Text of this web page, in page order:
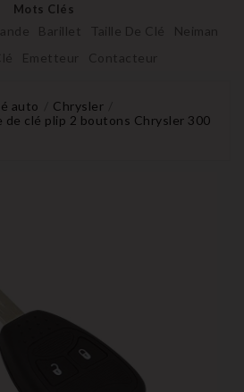
Mots Clés
Barillet Taille De Clé
Neiman
Emetteur Contacteur
auto
Chrysler
de clé plip 2 boutons Chrysler 300